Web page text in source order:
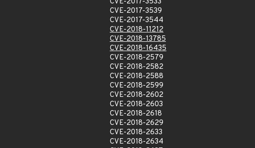
CVE-2017-3539
CVE-2017-3544
CVE-2018-11212
CVE-2018-13785
CVE-2018-16435
CVE-2018-2579
CVE-2018-2582
CVE-2018-2588
CVE-2018-2599
CVE-2018-2602
CVE-2018-2603
CVE-2018-2618
CVE-2018-2629
CVE-2018-2633
CVE-2018-2634